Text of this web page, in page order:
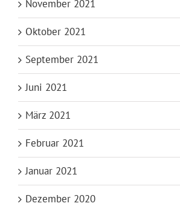
November 2021
Oktober 2021
September 2021
Juni 2021
März 2021
Februar 2021
Januar 2021
Dezember 2020